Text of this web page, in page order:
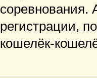
соревнования.
регистрации,
кошелёк-